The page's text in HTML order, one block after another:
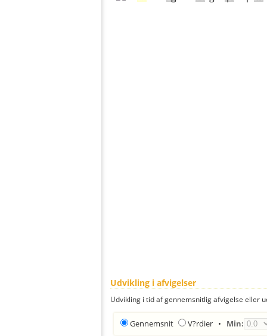
Udvikling i afvigelser
Udvikling i tid af gennemsnitlig afvigelse eller
Gennemsnit V?rdier • Min: